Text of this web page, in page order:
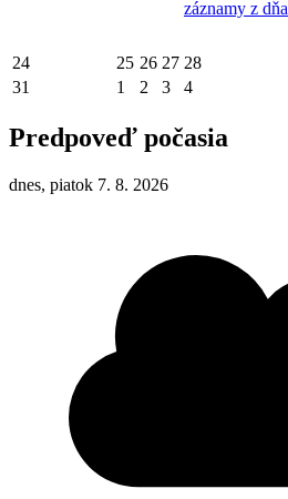
záznamy z dňa
24
25 26 27 28
31
1 2 3 4
Predpoveď počasia
dnes, piatok 7. 8. 2026